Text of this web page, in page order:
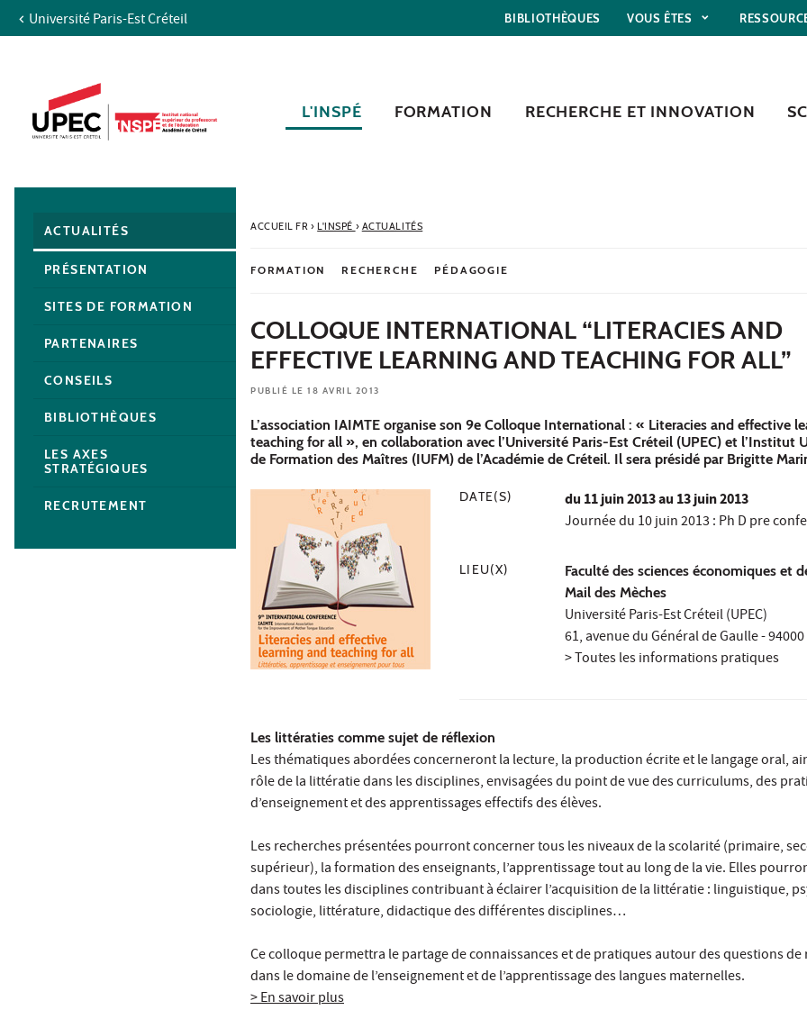
Aller au contenu
Recherche
Navigation secondaire
Université Paris-Est Créteil BIBLIOTHÈQUES VOUS ÊTES
L'INSPÉ FORMATION RECHERCHE ET INNOVATION
ACCUEIL FR› L'INSPÉ › ACTUALITÉS
FORMATION RECHERCHE PÉDAGOGIE
COLLOQUE INTERNATIONAL “LITERACIES AND
EFFECTIVE LEARNING AND TEACHING FOR ALL”
PUBLIÉ LE 18 AVRIL 2013
L’association IAIMTE organise son 9e Colloque International : « Literacies and effective
teaching for all », en collaboration avec l’Université Paris-Est Créteil (UPEC) et l’Institut
de Formation des Maîtres (IUFM) de l’Académie de Créteil. Il sera présidé par Brigitte
DATE(S) du 11 juin 2013au 13 juin 2013
Journée du 10 juin 2013 : Ph D pre
LIEU(X) Faculté des sciences économiques et
Mail des Mèches
Université Paris-Est Créteil (UPEC)
61, avenue du Général de Gaulle -
> Toutes les informations pratiques
Les littératies comme sujet de réflexion
Les thématiques abordées concerneront la lecture, la production écrite et le langage oral,
rôle de la littératie dans les disciplines, envisagées du point de vue des curriculums, des
d’enseignement et des apprentissages effectifs des élèves.
Les recherches présentées pourront concerner tous les niveaux de la scolarité (primaire,
supérieur), la formation des enseignants, l’apprentissage tout au long de la vie. Elles
dans toutes les disciplines contribuant à éclairer l’acquisition de la littératie : linguistique,
sociologie, littérature, didactique des différentes disciplines…
Ce colloque permettra le partage de connaissances et de pratiques autour des questions de
dans le domaine de l’enseignement et de l’apprentissage des langues maternelles.
> En savoir plus
ACTUALITÉS
PRÉSENTATION
SITES DE FORMATION
PARTENAIRES
CONSEILS
BIBLIOTHÈQUES
LES AXES
STRATÉGIQUES
RECRUTEMENT